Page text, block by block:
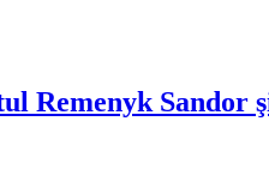
Remenyk Sandor